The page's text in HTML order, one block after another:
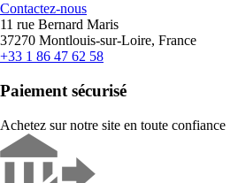
Contactez-nous
11 rue Bernard Maris
37270 Montlouis-sur-Loire, France
+33 1 86 47 62 58
Paiement sécurisé
Achetez sur notre site en toute confiance